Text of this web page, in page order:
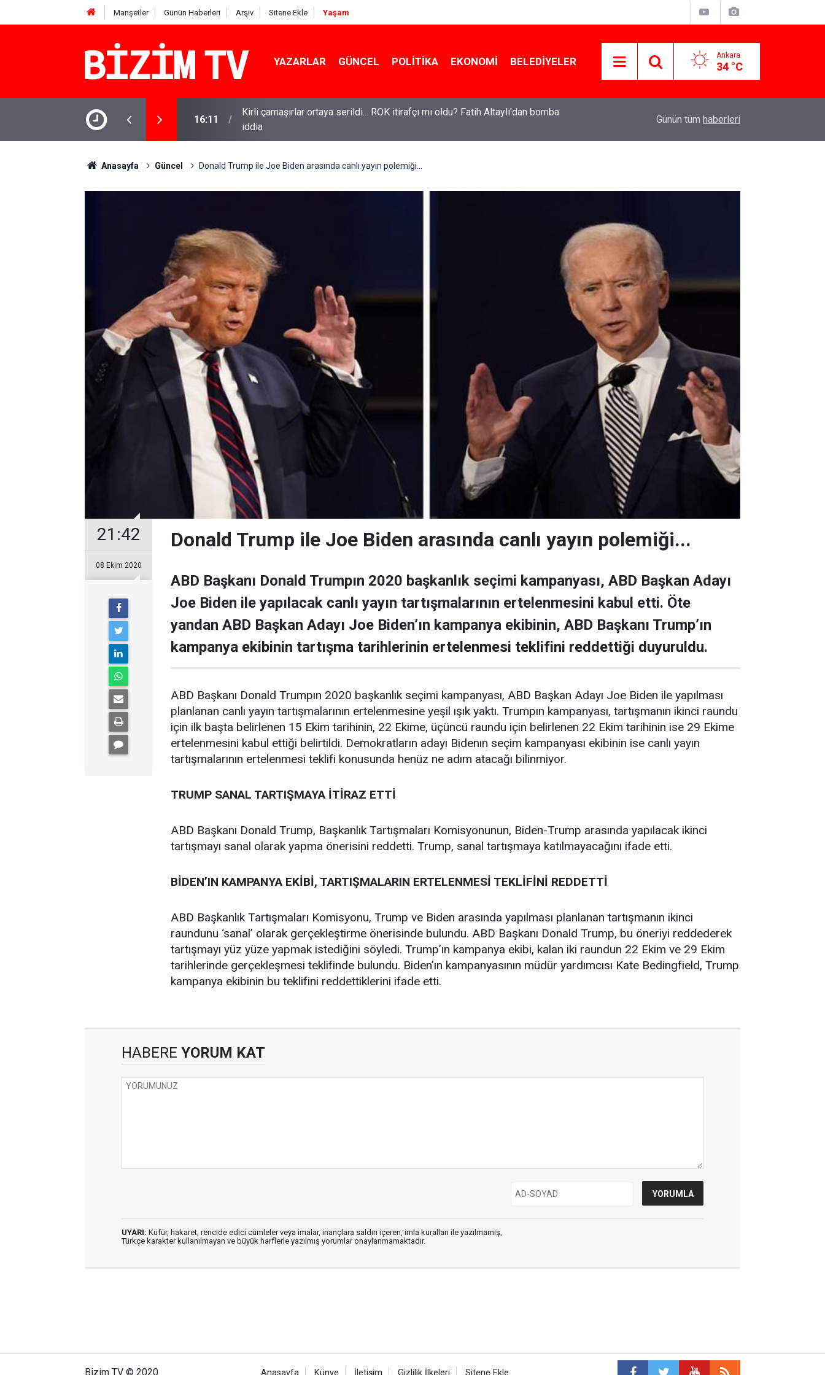
Manşetler Günün Haberleri Arşiv Sitene Ekle Yaşam
YAZARLAR GÜNCEL POLITIKA EKONOMI BELEDIYELER Ankara
34 °C
16:11
Kirli çamaşırlar ortaya serildi... ROK itirafçı mı oldu? Fatih Altaylı'dan bomba
iddia
Özgür Özel'den Le Monde'a çarpıcı yazı: 'Bu
Günün tüm haberleri
Anasayfa Güncel Donald Trump ile Joe Biden arasında canlı yayın polemiği...
21:42
08 Ekim 2020
Donald Trump ile Joe Biden arasında canlı yayın polemiği...
ABD Başkanı Donald Trumpın 2020 başkanlık seçimi kampanyası, ABD Başkan Adayı
Joe Biden ile yapılacak canlı yayın tartışmalarının ertelenmesini kabul etti. Öte
yandan ABD Başkan Adayı Joe Biden’ın kampanya ekibinin, ABD Başkanı Trump’ın
kampanya ekibinin tartışma tarihlerinin ertelenmesi teklifini reddettiği duyuruldu.
ABD Başkanı Donald Trumpın 2020 başkanlık seçimi kampanyası, ABD Başkan Adayı Joe Biden ile yapılması
planlanan canlı yayın tartışmalarının ertelenmesine yeşil ışık yaktı. Trumpın kampanyası, tartışmanın ikinci raundu
için ilk başta belirlenen 15 Ekim tarihinin, 22 Ekime, üçüncü raundu için belirlenen 22 Ekim tarihinin ise 29 Ekime
ertelenmesini kabul ettiği belirtildi. Demokratların adayı Bidenın seçim kampanyası ekibinin ise canlı yayın
tartışmalarının ertelenmesi teklifi konusunda henüz ne adım atacağı bilinmiyor.
TRUMP SANAL TARTIŞMAYA İTİRAZ ETTİ
ABD Başkanı Donald Trump, Başkanlık Tartışmaları Komisyonunun, Biden-Trump arasında yapılacak ikinci
tartışmayı sanal olarak yapma önerisini reddetti. Trump, sanal tartışmaya katılmayacağını ifade etti.
BİDEN’IN KAMPANYA EKİBİ, TARTIŞMALARIN ERTELENMESİ TEKLİFİNİ REDDETTİ
ABD Başkanlık Tartışmaları Komisyonu, Trump ve Biden arasında yapılması planlanan tartışmanın ikinci
raundunu ‘sanal’ olarak gerçekleştirme önerisinde bulundu. ABD Başkanı Donald Trump, bu öneriyi reddederek
tartışmayı yüz yüze yapmak istediğini söyledi. Trump’ın kampanya ekibi, kalan iki raundun 22 Ekim ve 29 Ekim
tarihlerinde gerçekleşmesi teklifinde bulundu. Biden’ın kampanyasının müdür yardımcısı Kate Bedingfield, Trump
kampanya ekibinin bu teklifini reddettiklerini ifade etti.
HABERE YORUM KAT
UYARI: Küfür, hakaret, rencide edici cümleler veya imalar, inançlara saldırı içeren, imla kuralları ile yazılmamış,
Türkçe karakter kullanılmayan ve büyük harflerle yazılmış yorumlar onaylanmamaktadır.
Bizim TV © 2020 Anasayfa Künye İletişim Gizlilik İlkeleri Sitene Ekle